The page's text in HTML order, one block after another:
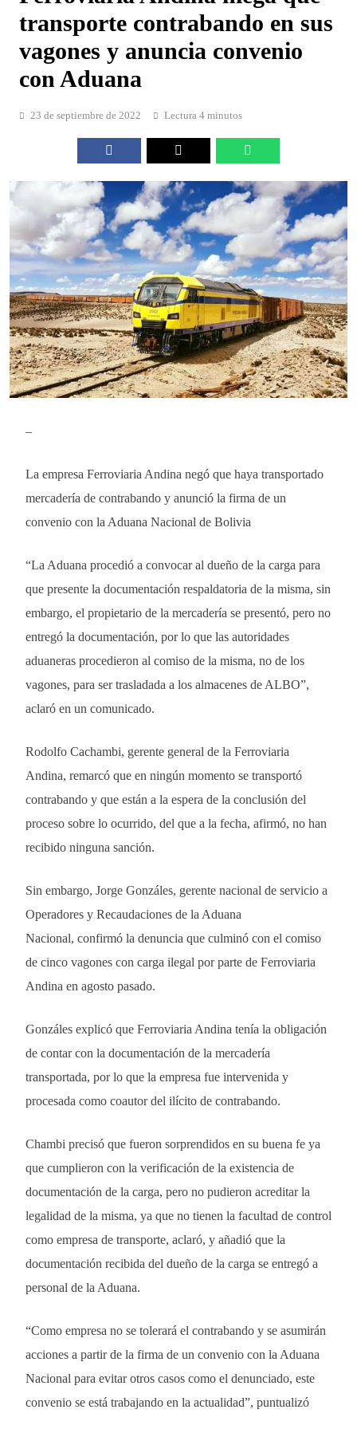
transporte contrabando en sus
vagones y anuncia convenio
con Aduana
23 de septiembre de 2022 Lectura 4 minutos
–
La empresa Ferroviaria Andina negó que haya transportado
mercadería de contrabando y anunció la firma de un
convenio con la Aduana Nacional de Bolivia
“La Aduana procedió a convocar al dueño de la carga para
que presente la documentación respaldatoria de la misma, sin
embargo, el propietario de la mercadería se presentó, pero no
entregó la documentación, por lo que las autoridades
aduaneras procedieron al comiso de la misma, no de los
vagones, para ser trasladada a los almacenes de ALBO”,
aclaró en un comunicado.
Rodolfo Cachambi, gerente general de la Ferroviaria
Andina, remarcó que en ningún momento se transportó
contrabando y que están a la espera de la conclusión del
proceso sobre lo ocurrido, del que a la fecha, afirmó, no han
recibido ninguna sanción.
Sin embargo, Jorge Gonzáles, gerente nacional de servicio a
Operadores y Recaudaciones de la Aduana
Nacional, confirmó la denuncia que culminó con el comiso
de cinco vagones con carga ilegal por parte de Ferroviaria
Andina en agosto pasado.
Gonzáles explicó que Ferroviaria Andina tenía la obligación
de contar con la documentación de la mercadería
transportada, por lo que la empresa fue intervenida y
procesada como coautor del ilícito de contrabando.
Chambi precisó que fueron sorprendidos en su buena fe ya
que cumplieron con la verificación de la existencia de
documentación de la carga, pero no pudieron acreditar la
legalidad de la misma, ya que no tienen la facultad de control
como empresa de transporte, aclaró, y añadió que la
documentación recibida del dueño de la carga se entregó a
personal de la Aduana.
“Como empresa no se tolerará el contrabando y se asumirán
acciones a partir de la firma de un convenio con la Aduana
Nacional para evitar otros casos como el denunciado, este
convenio se está trabajando en la actualidad”, puntualizó